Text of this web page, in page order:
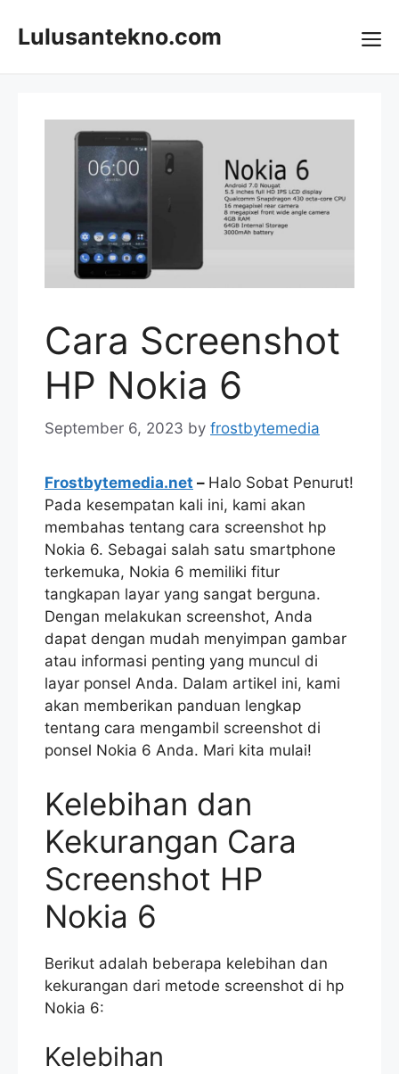
Lulusantekno.com
Cara Screenshot
HP Nokia 6
September 6, 2023 by frostbytemedia
Frostbytemedia.net – Halo Sobat Penurut!
Pada kesempatan kali ini, kami akan
membahas tentang cara screenshot hp
Nokia 6. Sebagai salah satu smartphone
terkemuka, Nokia 6 memiliki fitur
tangkapan layar yang sangat berguna.
Dengan melakukan screenshot, Anda
dapat dengan mudah menyimpan gambar
atau informasi penting yang muncul di
layar ponsel Anda. Dalam artikel ini, kami
akan memberikan panduan lengkap
tentang cara mengambil screenshot di
ponsel Nokia 6 Anda. Mari kita mulai!
Kelebihan dan
Kekurangan Cara
Screenshot HP
Nokia 6
Berikut adalah beberapa kelebihan dan
kekurangan dari metode screenshot di hp
Nokia 6:
Kelebihan